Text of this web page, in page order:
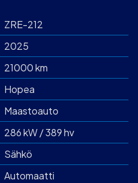
ZRE-212
2025
21000 km
Hopea
Maastoauto
286 kW / 389 hv
Sähkö
Automaatti